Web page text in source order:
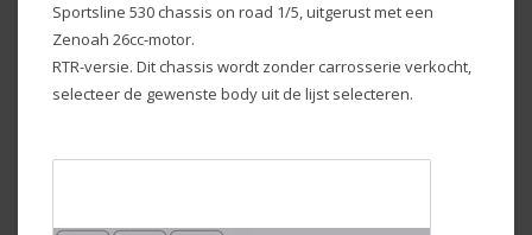
Sportsline 530 chassis on road 1/5, uitgerust met een
Zenoah 26cc-motor.
RTR-versie. Dit chassis wordt zonder carrosserie verkocht,
selecteer de gewenste body uit de lijst selecteren.